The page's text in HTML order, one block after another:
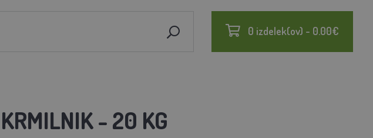
0 izdelek(ov) - 0.00€
- 20 KG